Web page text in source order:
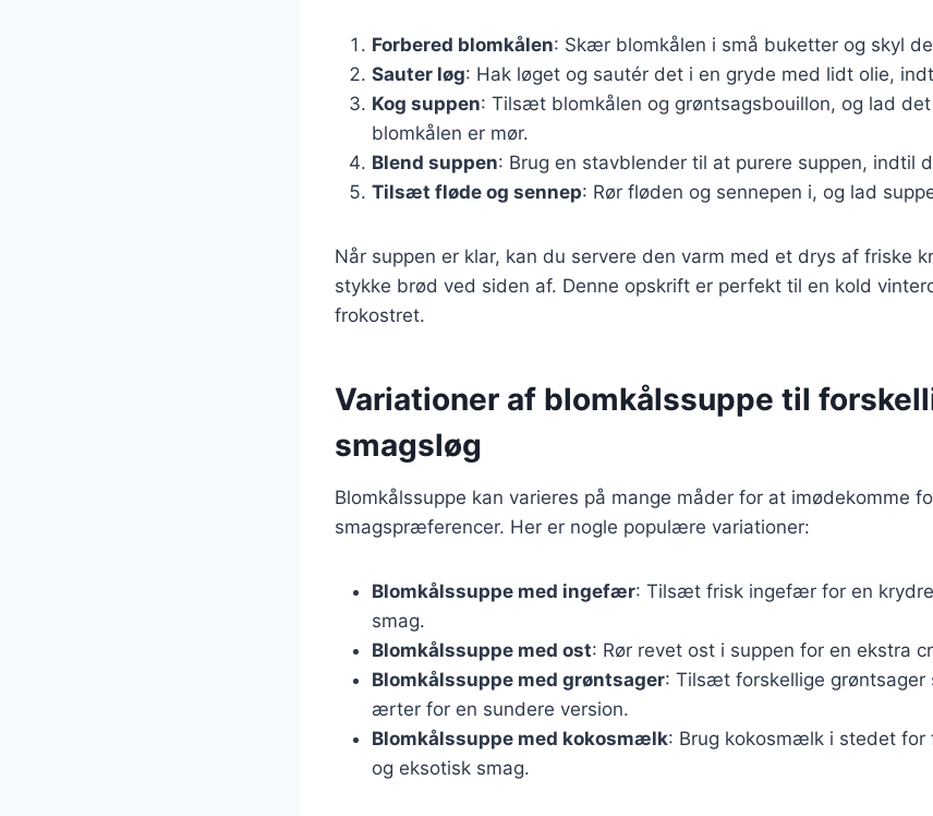
Forbered blomkålen: Skær blomkålen i små buketter og skyl
Sauter løg: Hak løget og sautér det i en gryde med lidt olie,
Kog suppen: Tilsæt blomkålen og grøntsagsbouillon, og lad
blomkålen er mør.
Blend suppen: Brug en stavblender til at purere suppen, indtil
Tilsæt fløde og sennep: Rør fløden og sennepen i, og lad
Når suppen er klar, kan du servere den varm med et drys af friske
stykke brød ved siden af. Denne opskrift er perfekt til en kold
frokostret.
Variationer af blomkålssuppe til
smagsløg
Blomkålssuppe kan varieres på mange måder for at imødekomme
smagspræferencer. Her er nogle populære variationer:
Blomkålssuppe med ingefær: Tilsæt frisk ingefær for en
smag.
Blomkålssuppe med ost: Rør revet ost i suppen for en ekstra
Blomkålssuppe med grøntsager: Tilsæt forskellige grøntsager
ærter for en sundere version.
Blomkålssuppe med kokosmælk: Brug kokosmælk i stedet for
og eksotisk smag.